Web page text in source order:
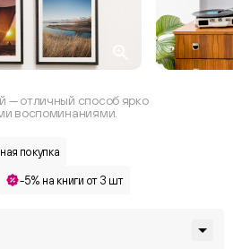
— отличный способ ярко
воспоминаниями.
покупка
-5% на книги от 3 шт